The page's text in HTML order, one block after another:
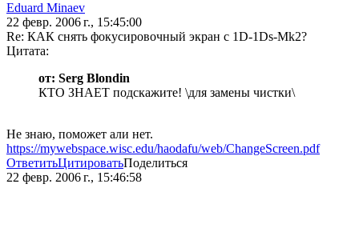
Eduard Minaev
22 февр. 2006 г., 15:45:00
Re: КАК снять фокусировочный экран с 1D-1Ds-Mk2?
Цитата:
от: Serg Blondin
КТО ЗНАЕТ подскажите! \для замены чистки\
Не знаю, поможет али нет.
https://mywebspace.wisc.edu/haodafu/web/ChangeScreen.pdf
ОтветитьЦитироватьПоделиться
22 февр. 2006 г., 15:46:58